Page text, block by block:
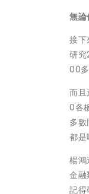
無
接
研
00
而
0各
多
都是
楊
金融
記